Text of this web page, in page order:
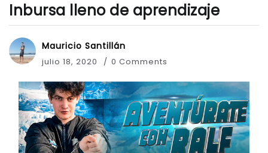
Inbursa lleno de aprendizaje
Mauricio Santillán
julio 18, 2020 0 Comments